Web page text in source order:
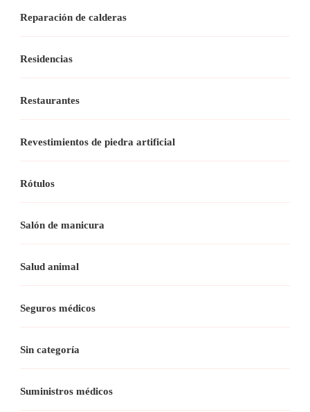
Reparación de calderas
Residencias
Restaurantes
Revestimientos de piedra artificial
Rótulos
Salón de manicura
Salud animal
Seguros médicos
Sin categoría
Suministros médicos